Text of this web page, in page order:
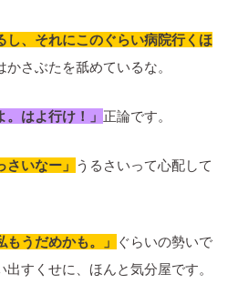
し、それにこのぐらい病院行くほ
かさぶたを舐めているな。
。はよ行け！」 正論です。
さいなー」 うるさいって心配して
もうだめかも。」
ぐらいの勢いで
すくせに、ほんと気分屋です。